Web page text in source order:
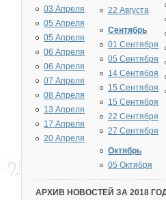
03 Апреля
05 Апреля
05 Апреля
06 Апреля
06 Апреля
07 Апреля
08 Апреля
13 Апреля
17 Апреля
20 Апреля
22 Августа
Сентябрь
01 Сентября
05 Сентября
14 Сентября
15 Сентября
15 Сентября
22 Сентября
27 Сентября
Октябрь
05 Октября
АРХИВ НОВОСТЕЙ ЗА 2018